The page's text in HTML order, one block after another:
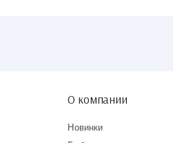
О компании
Новинки